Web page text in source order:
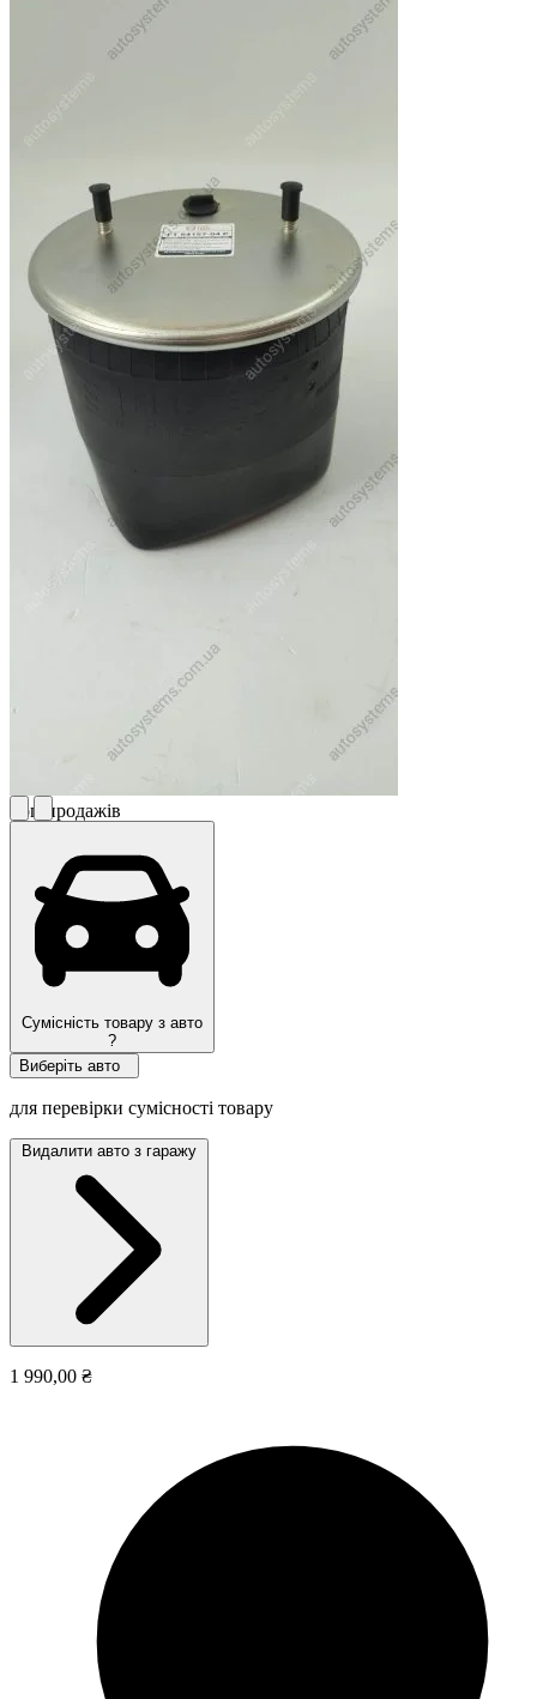
Топ продажів
Сумісність товару з авто
?
Виберіть авто
для перевірки сумісності товару
Видалити авто з гаражу
1 990,00 ₴